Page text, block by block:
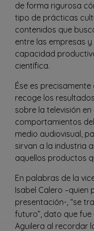
de forma rigurosa
tipo de prácticas
contenidos que
entre las empresas
capacidad
científica.
Ése es
recoge los
sobre la televisión
comportamientos
medio audiovisual,
sirvan a la industria
aquellos productos
En palabras de la
Isabel Calero –quien
presentación-, “se
futuro”, dato que
Aguilera al recordar